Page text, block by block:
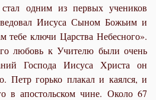
одним из первых учеников
Иисуса Сыном Божьим и
ключи Царства Небесного».
любовь к Учителю были очень
Господа Иисуса Христа он
Петр горько плакал и каялся, и
в апостольском чине. Около 67